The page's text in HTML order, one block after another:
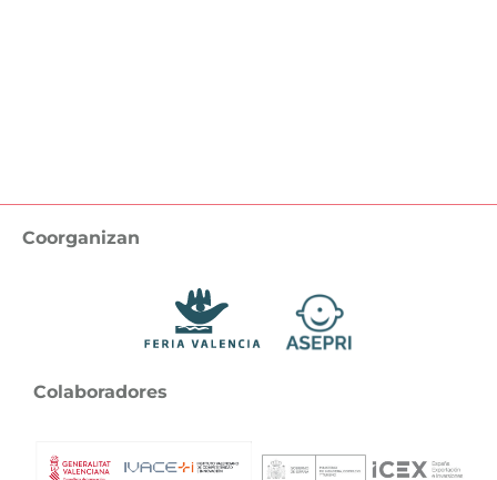
Coorganizan
Colaboradores